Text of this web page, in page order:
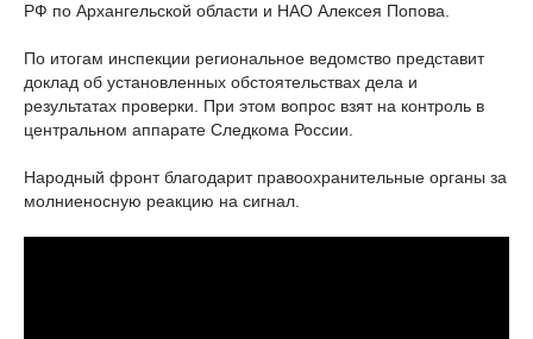
РФ по Архангельской области и НАО Алексея Попова.
По итогам инспекции региональное ведомство представит
доклад об установленных обстоятельствах дела и
результатах проверки. При этом вопрос взят на контроль в
центральном аппарате Следкома России.
Народный фронт благодарит правоохранительные органы за
молниеносную реакцию на сигнал.